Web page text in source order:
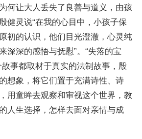
何让大人丢失了良善与道义，由孩
健灵说“在我的心目中，小孩子保
初的认识，他们目光澄澈，心灵纯
深深的感悟与抚慰”。“失落的宝
事都取材于真实的法制故事，殷
想象，将它们置于充满诗性、诗
用童眸去观察和审视这个世界，教
人生选择，怎样去面对亲情与成